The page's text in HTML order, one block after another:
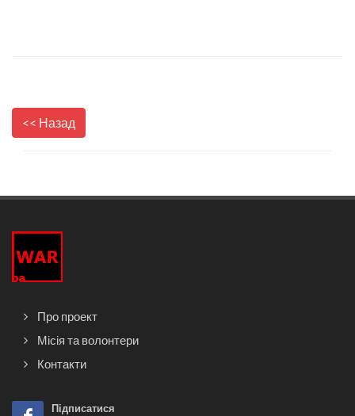
<< Назад
Про проект
Місія та волонтери
Контакти
Підписатися